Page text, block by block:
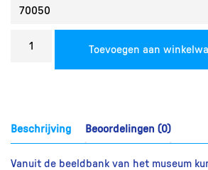
reproductie
Toevoegen aan
Beschrijving Beoordelingen (0)
Vanuit de beeldbank van het museum